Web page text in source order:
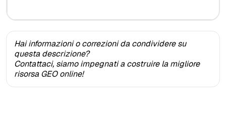
Hai informazioni o correzioni da condividere su
questa descrizione?
Contattaci, siamo impegnati a costruire la migliore
risorsa GEO online!